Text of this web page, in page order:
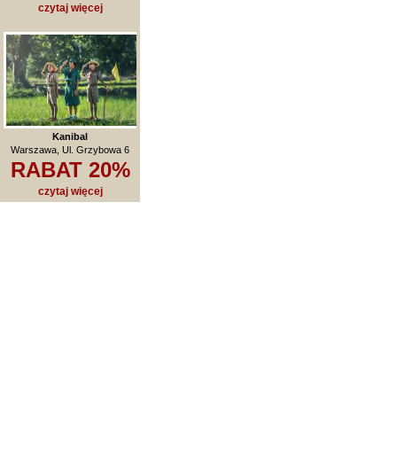
czytaj więcej
Kanibal
Warszawa, Ul. Grzybowa 6
RABAT 20%
czytaj więcej